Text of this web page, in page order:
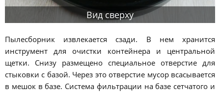
Вид сверху
Пылесборник извлекается сзади. В нем хранится
инструмент для очистки контейнера и центральной
щетки. Снизу размещено специальное отверстие для
стыковки с базой. Через это отверстие мусор всасывается
в мешок в базе. Система фильтрации на базе сетчатого и